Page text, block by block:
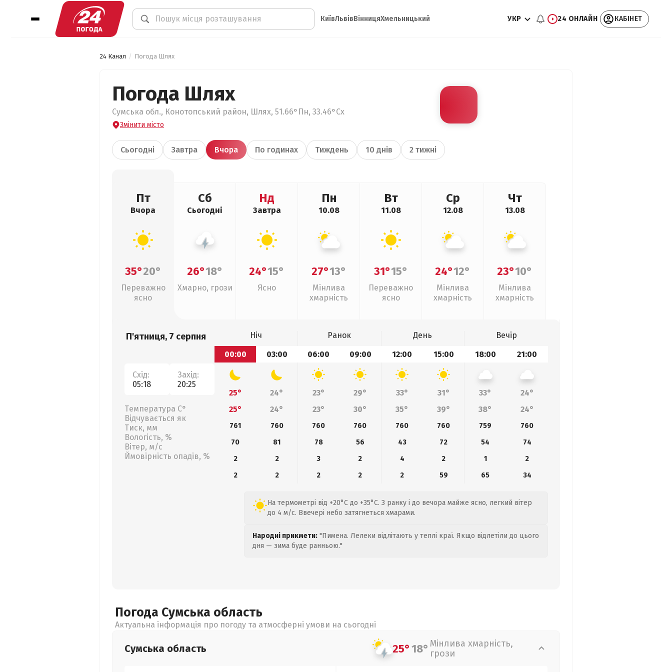
КиївЛьвівВінницяХмельницький УКР 24 ОНЛАЙН КАБІНЕТ
24 Канал Погода Шлях
Погода Шлях
Сумська обл., Конотопський район, Шлях, 51.66°Пн, 33.46°Сх
Змінити місто
Сьогодні Завтра Вчора По годинах Тиждень 10 днів 2 тижні
Пт
Вчора
35°20°
Переважно
ясно
Сб
Сьогодні
26°18°
Хмарно, грози
Нд
Завтра
24°15°
Ясно
Пн
10.08
27°13°
Мінлива
хмарність
Вт
11.08
31°15°
Переважно
ясно
Ср
12.08
24°12°
Мінлива
хмарність
Чт
13.08
23°10°
Мінлива
хмарність
П'ятниця, 7 серпня
Схід:
05:18
Захід:
20:25
Температура С°
Відчувається як
Тиск, мм
Вологість, %
Вітер, м/с
Ймовірність опадів, %
Ніч Ранок День
Вечір
00:00
03:00 06:00 09:00 12:00 15:00 18:00 21:00
25° 24° 23° 29° 33° 31° 33°
24°
25°
24° 23° 30° 35° 39° 38° 24°
761 760 760 760 760 760 759
760
70
81 78 56 43 72 54
74
2
2 3 2 4 2 1
2
2
2 2 2 2 59 65 34
На термометрі від +20°C до +35°C. З ранку і до вечора майже ясно, легкий вітер
до 4 м/с. Ввечері небо затягнеться хмарами.
Народні прикмети: "Пимена. Лелеки відлітають у теплі краї. Якщо відлетіли до цього
дня — зима буде ранньою."
Погода Сумська область
Актуальна інформація про погоду та атмосферні умови на сьогодні
Сумська область 25°18° Мінлива хмарність,
грози